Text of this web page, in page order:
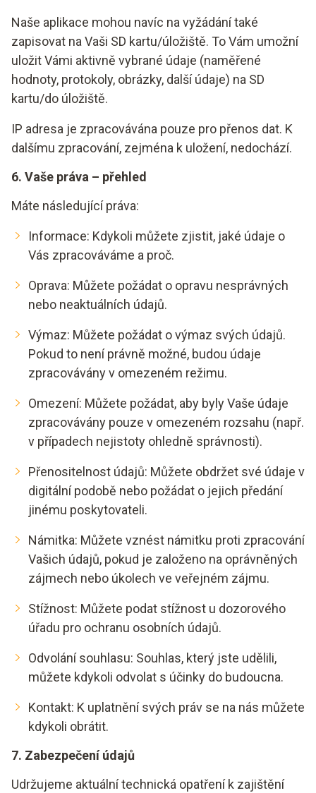
Naše aplikace mohou navíc na vyžádání také
zapisovat na Vaši SD kartu/úložiště. To Vám umožní
uložit Vámi aktivně vybrané údaje (naměřené
hodnoty, protokoly, obrázky, další údaje) na SD
kartu/do úložiště.
IP adresa je zpracovávána pouze pro přenos dat. K
dalšímu zpracování, zejména k uložení, nedochází.
6. Vaše práva – přehled
Máte následující práva:
Informace: Kdykoli můžete zjistit, jaké údaje o
Vás zpracováváme a proč.
Oprava: Můžete požádat o opravu nesprávných
nebo neaktuálních údajů.
Výmaz: Můžete požádat o výmaz svých údajů.
Pokud to není právně možné, budou údaje
zpracovávány v omezeném režimu.
Omezení: Můžete požádat, aby byly Vaše údaje
zpracovávány pouze v omezeném rozsahu (např.
v případech nejistoty ohledně správnosti).
Přenositelnost údajů: Můžete obdržet své údaje v
digitální podobě nebo požádat o jejich předání
jinému poskytovateli.
Námitka: Můžete vznést námitku proti zpracování
Vašich údajů, pokud je založeno na oprávněných
zájmech nebo úkolech ve veřejném zájmu.
Stížnost: Můžete podat stížnost u dozorového
úřadu pro ochranu osobních údajů.
Odvolání souhlasu: Souhlas, který jste udělili,
můžete kdykoli odvolat s účinky do budoucna.
Kontakt: K uplatnění svých práv se na nás můžete
kdykoli obrátit.
7. Zabezpečení údajů
Udržujeme aktuální technická opatření k zajištění